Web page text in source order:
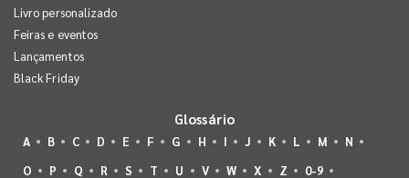
Livro personalizado
Feiras e eventos
Lançamentos
Black Friday
Glossário
A B C D E F G H I J K L M
N
O
P Q R S T U V W X Z 0-9